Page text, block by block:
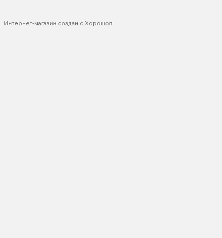
Интернет-магазин создан с Хорошоп